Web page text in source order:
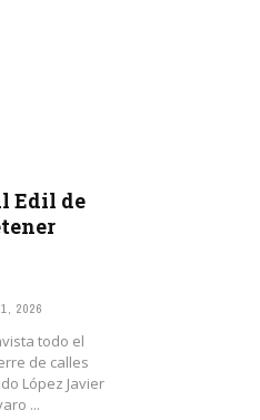
Edil de
2026
todo el
de calles
López Javier
...